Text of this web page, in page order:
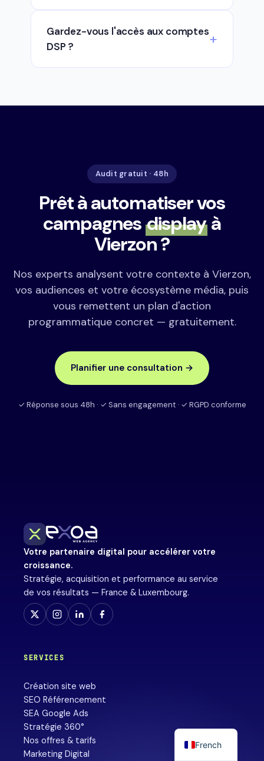
Gardez-vous l'accès aux comptes
DSP ?
Audit gratuit · 48h
Prêt à automatiser vos
campagnes displayà
Vierzon ?
Nos experts analysent votre contexte à Vierzon,
vos audiences et votre écosystème média, puis
vous remettent un plan d'action
programmatique concret — gratuitement.
Planifier une consultation →
✓ Réponse sous 48h · ✓ Sans engagement · ✓ RGPD conforme
Votre partenaire digital pour accélérer votre
croissance.
Stratégie, acquisition et performance au service
de vos résultats — France & Luxembourg.
SERVICES
Création site web
SEO Référencement
SEA Google Ads
Stratégie 360°
Nos offres & tarifs
Marketing Digital
French